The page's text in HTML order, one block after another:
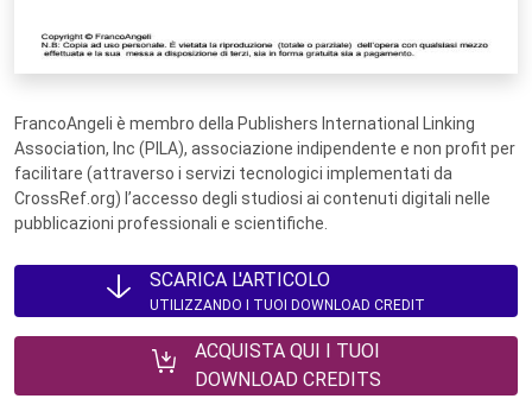
FrancoAngeli è membro della Publishers International Linking
Association, Inc (PILA), associazione indipendente e non profit per
facilitare (attraverso i servizi tecnologici implementati da
CrossRef.org) l’accesso degli studiosi ai contenuti digitali nelle
pubblicazioni professionali e scientifiche.
SCARICA L'ARTICOLO
UTILIZZANDO I TUOI DOWNLOAD CREDIT
ACQUISTA QUI I TUOI
DOWNLOAD CREDITS